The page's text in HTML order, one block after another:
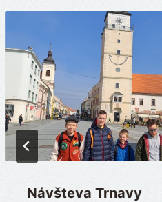
Návšteva Trnavy